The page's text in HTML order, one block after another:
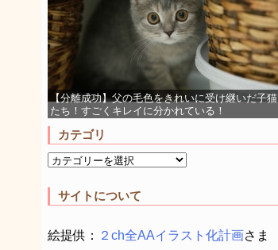
【分離成功】父の毛色をきれいに受け継いだ子猫
たち！すごくキレイに分かれている！
カテゴリ
サイトについて
絵提供： ２ch全AAイラスト化計画さま